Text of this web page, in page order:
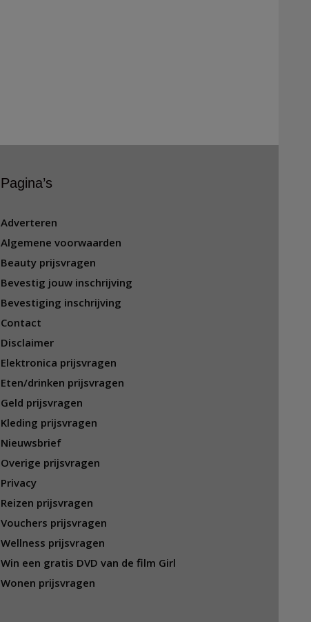
Pagina’s
Adverteren
Algemene voorwaarden
Beauty prijsvragen
Bevestig jouw inschrijving
Bevestiging inschrijving
Contact
Disclaimer
Elektronica prijsvragen
Eten/drinken prijsvragen
Geld prijsvragen
Kleding prijsvragen
Nieuwsbrief
Overige prijsvragen
Privacy
Reizen prijsvragen
Vouchers prijsvragen
Wellness prijsvragen
Win een gratis DVD van de film Girl
Wonen prijsvragen